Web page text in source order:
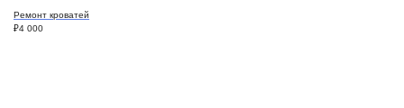
Ремонт кроватей
₽4 000